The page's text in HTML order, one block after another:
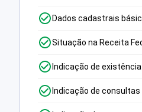
Dados cadastrais
Situação na Receita
Indicação de
Indicação de